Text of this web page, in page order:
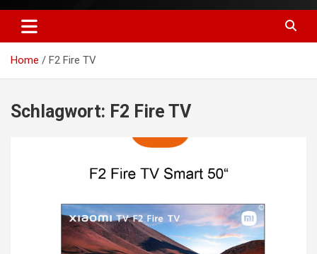
Home F2 Fire TV
Schlagwort: F2 Fire TV